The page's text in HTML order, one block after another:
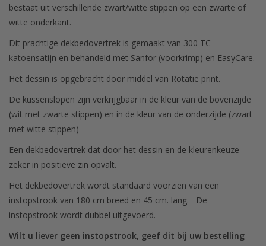
bestaat uit verschillende zwart/witte stippen op een zwarte of
witte onderkant.
Dit prachtige dekbedovertrek is gemaakt van 300 TC
katoensatijn en behandeld met Sanfor (voorkrimp) en EasyCare.
Het dessin is opgebracht door middel van Rotatie print.
De kussenslopen zijn verkrijgbaar in de kleur van de bovenzijde
(wit met zwarte stippen) en in de kleur van de onderzijde (zwart
met witte stippen)
Een dekbedovertrek dat door het dessin en de kleurenkeuze
zeker in positieve zin opvalt.
Het dekbedovertrek wordt standaard voorzien van een
instopstrook van 180 cm breed en 45 cm. lang. De
instopstrook wordt dubbel uitgevoerd.
Wilt u liever geen instopstrook, geef dit bij uw bestelling